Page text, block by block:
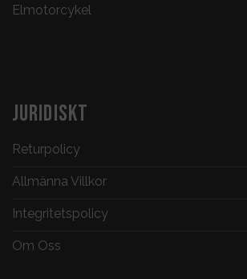
Elmotorcykel
JURIDISKT
Returpolicy
Allmänna Villkor
Integritetspolicy
Om Oss